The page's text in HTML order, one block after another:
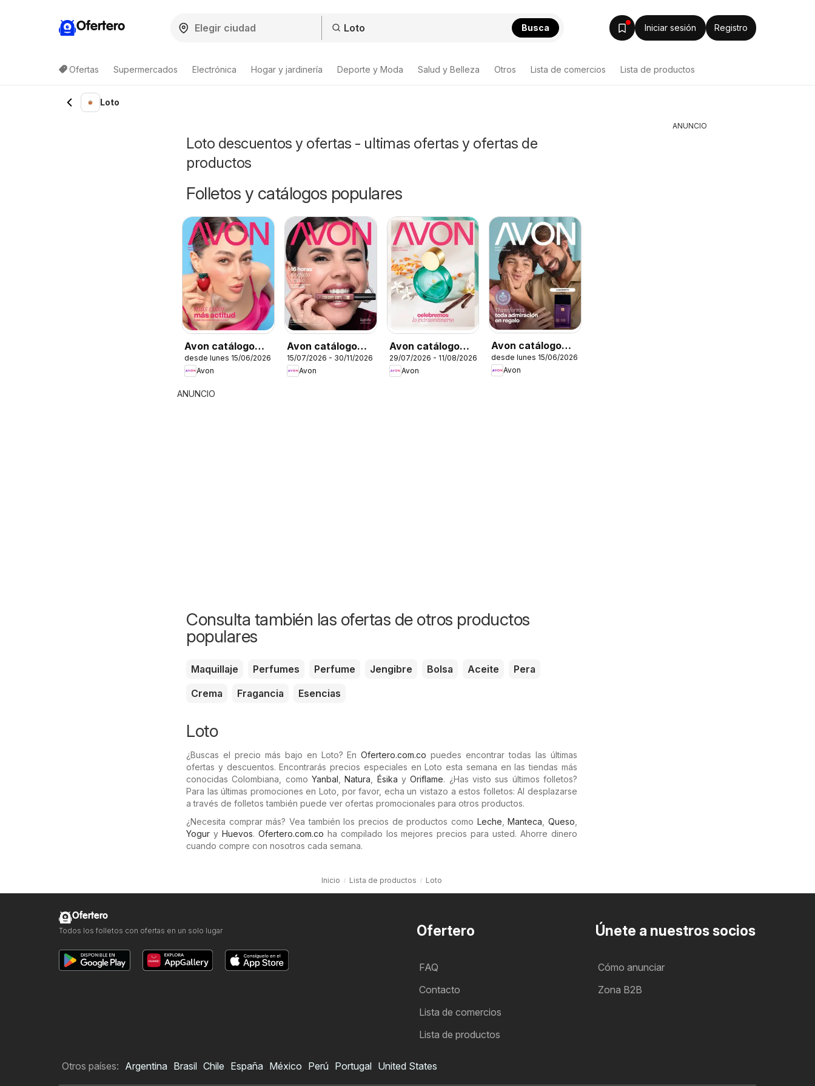
Ofertero Busca Iniciar sesión Registro
Ofertas Supermercados Electrónica Hogar y jardinería Deporte y Moda Salud y Belleza Otros Lista de comercios Lista de productos
Loto
Loto descuentos y ofertas - ultimas ofertas y ofertas de
productos
Folletos y catálogos populares
Avon catálogo
Ciclo 9
desde lunes 15/06/2026
Avon
Avon catálogo
Ciclo 11
15/07/2026 - 30/11/2026
Avon
Avon catálogo
ciclo 12
29/07/2026 - 11/08/2026
Avon
Avon catálogo
Ciclo 8
desde lunes 15/06/2026
Avon
ANUNCIO
Consulta también las ofertas de otros productos
populares
Maquillaje Perfumes Perfume Jengibre Bolsa Aceite
Pera
Crema
Fragancia Esencias
Loto
¿Buscas el precio más bajo en Loto? EnOfertero.com.co puedes encontrar todas las últimas
ofertas y descuentos. Encontrarás precios especiales en Loto esta semana en las tiendas más
conocidas Colombiana, como Yanbal ,Natura Ésika yOriflame. ¿Has visto sus últimos folletos?
Para las últimas promociones en Loto, por favor, echa un vistazo a estos folletos: Al desplazarse
a través de folletos también puede ver ofertas promocionales para otros productos.
¿Necesita comprar más? Vea también los precios de productos como Leche ,Manteca ,Queso
Yogur y Huevos. Ofertero.com.co ha compilado los mejores precios para usted. Ahorre dinero
cuando compre con nosotros cada semana.
Inicio Lista de productos Loto
ANUNCIO
Ofertero
FAQ
Contacto
Lista de comercios
Lista de productos
Únete a nuestros socios
Cómo anunciar
Zona B2B
Ofertero
Todos los folletos con ofertas en un solo lugar
Otros países: Argentina Brasil Chile España México Perú Portugal United States